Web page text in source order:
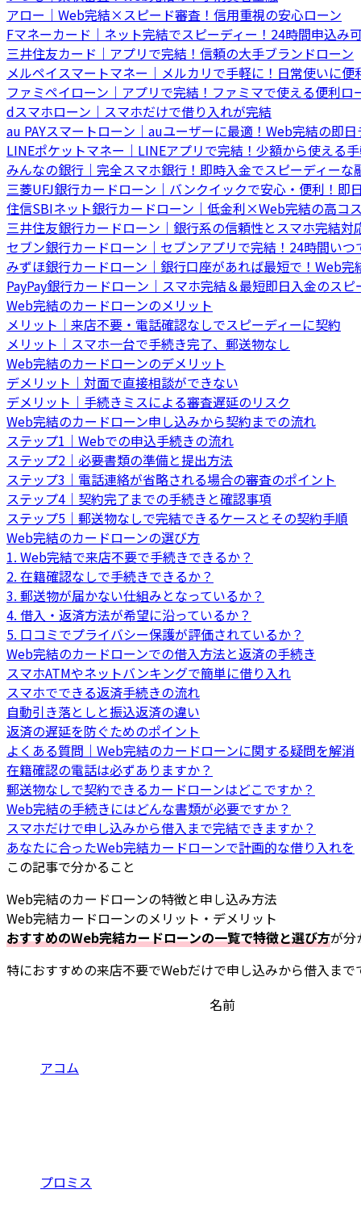
アロー｜Web完結×スピード審査！信用重視の安心ローン
Fマネーカード｜ネット完結でスピーディー！24時間申込み
三井住友カード｜アプリで完結！信頼の大手ブランドローン
メルペイスマートマネー｜メルカリで手軽に！日常使いに便
ファミペイローン｜アプリで完結！ファミマで使える便利ロ
dスマホローン｜スマホだけで借り入れが完結
au PAYスマートローン｜auユーザーに最適！Web完結の即
LINEポケットマネー｜LINEアプリで完結！少額から使える
みんなの銀行｜完全スマホ銀行！即時入金でスピーディーな
三菱UFJ銀行カードローン｜バンクイックで安心・便利！即
住信SBIネット銀行カードローン｜低金利×Web完結の高コ
三井住友銀行カードローン｜銀行系の信頼性とスマホ完結対
セブン銀行カードローン｜セブンアプリで完結！24時間いつ
みずほ銀行カードローン｜銀行口座があれば最短で！Web完
PayPay銀行カードローン｜スマホ完結＆最短即日入金のスピ
Web完結のカードローンのメリット
メリット｜来店不要・電話確認なしでスピーディーに契約
メリット｜スマホ一台で手続き完了、郵送物なし
Web完結のカードローンのデメリット
デメリット｜対面で直接相談ができない
デメリット｜手続きミスによる審査遅延のリスク
Web完結のカードローン申し込みから契約までの流れ
ステップ1｜Webでの申込手続きの流れ
ステップ2｜必要書類の準備と提出方法
ステップ3｜電話連絡が省略される場合の審査のポイント
ステップ4｜契約完了までの手続きと確認事項
ステップ5｜郵送物なしで完結できるケースとその契約手順
Web完結のカードローンの選び方
1. Web完結で来店不要で手続きできるか？
2. 在籍確認なしで手続きできるか？
3. 郵送物が届かない仕組みとなっているか？
4. 借入・返済方法が希望に沿っているか？
5. 口コミでプライバシー保護が評価されているか？
Web完結のカードローンでの借入方法と返済の手続き
スマホATMやネットバンキングで簡単に借り入れ
スマホでできる返済手続きの流れ
自動引き落としと振込返済の違い
返済の遅延を防ぐためのポイント
よくある質問｜Web完結のカードローンに関する疑問を解消
在籍確認の電話は必ずありますか？
郵送物なしで契約できるカードローンはどこですか？
Web完結の手続きにはどんな書類が必要ですか？
スマホだけで申し込みから借入まで完結できますか？
あなたに合ったWeb完結カードローンで計画的な借り入れを
この記事で分かること
Web完結のカードローンの特徴と申し込み方法
Web完結カードローンのメリット・デメリット
おすすめのWeb完結カードローンの一覧で特徴と選び方が分
特におすすめの来店不要でWebだけで申し込みから借入まで
名前
アコム
プロミス